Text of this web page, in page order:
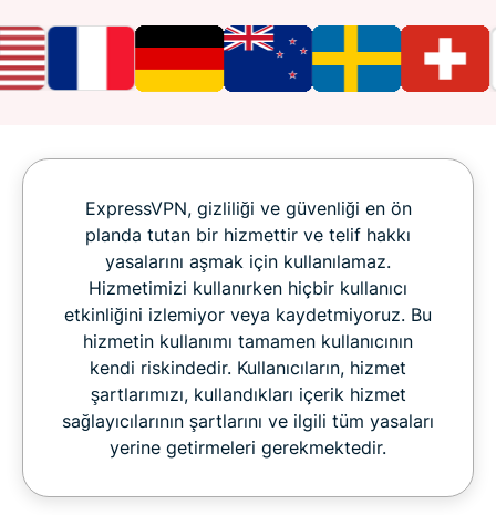
ExpressVPN, gizliliği ve güvenliği en ön
planda tutan bir hizmettir ve telif hakkı
yasalarını aşmak için kullanılamaz.
Hizmetimizi kullanırken hiçbir kullanıcı
etkinliğini izlemiyor veya kaydetmiyoruz. Bu
hizmetin kullanımı tamamen kullanıcının
kendi riskindedir. Kullanıcıların, hizmet
şartlarımızı, kullandıkları içerik hizmet
sağlayıcılarının şartlarını ve ilgili tüm yasaları
yerine getirmeleri gerekmektedir.